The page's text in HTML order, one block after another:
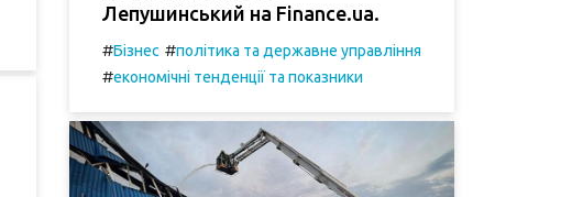
Лепушинський на Finance.ua.
#Бізнес #політика та державне управління
#економічні тенденції та показники